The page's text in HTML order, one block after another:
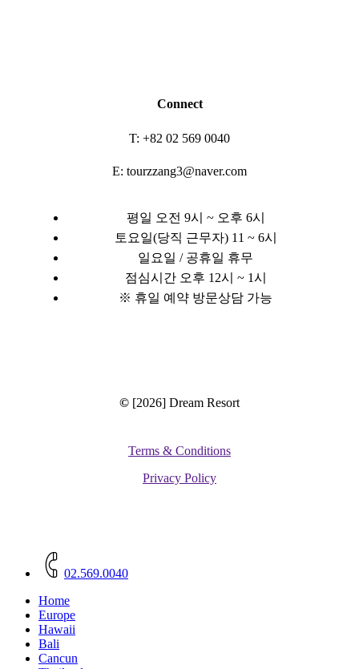
Connect
T: +82 02 569 0040
E: tourzzang3@naver.com
평일 오전 9시 ~ 오후 6시
토요일(당직 근무자) 11 ~ 6시
일요일 / 공휴일 휴무
점심시간 오후 12시 ~ 1시
※ 휴일 예약 방문상담 가능
© [2026] Dream Resort
Terms & Conditions
Privacy Policy
Menu
02.569.0040
Home
Europe
Hawaii
Bali
Cancun